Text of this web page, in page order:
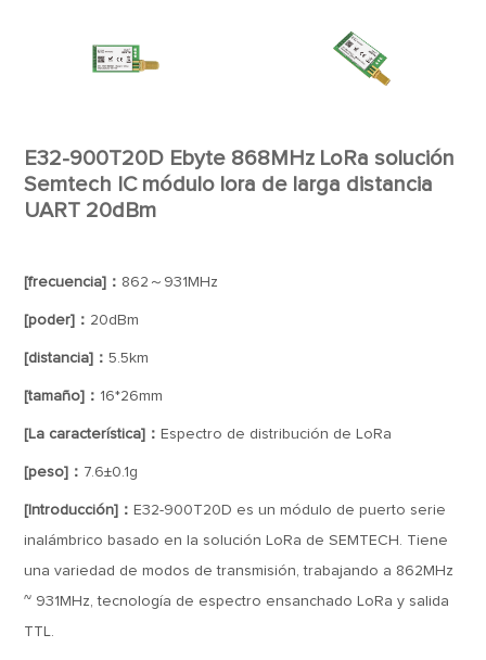
E32-900T20D Ebyte 868MHz LoRa solución
Semtech IC módulo lora de larga distancia
UART 20dBm
[frecuencia]： 862～931MHz
[poder]： 20dBm
[distancia]：5.5km
[tamaño]： 16*26mm
[La característica]： Espectro de distribución de LoRa
[peso]： 7.6±0.1g
[Introducción]： E32-900T20D es un módulo de puerto serie
inalámbrico basado en la solución LoRa de SEMTECH. Tiene
una variedad de modos de transmisión, trabajando a 862MHz
~ 931MHz, tecnología de espectro ensanchado LoRa y salida
TTL.